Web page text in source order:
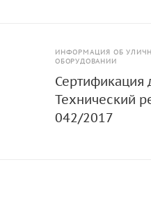
ИНФОРМАЦИЯ ОБ
ОБОРУДОВАНИИ
Сертификация
Технический
042/2017